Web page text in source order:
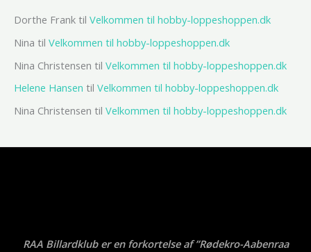
Dorthe Frank til Velkommen til hobby-loppeshoppen.dk
Nina til Velkommen til hobby-loppeshoppen.dk
Nina Christensen til Velkommen til hobby-loppeshoppen.dk
Helene Hansen til Velkommen til hobby-loppeshoppen.dk
Nina Christensen til Velkommen til hobby-loppeshoppen.dk
RAA Billardklub er en forkortelse af ”Rødekro-Aabenraa